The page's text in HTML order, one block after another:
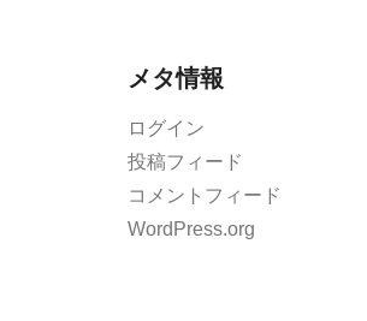
メタ情報
ログイン
投稿フィード
コメントフィード
WordPress.org